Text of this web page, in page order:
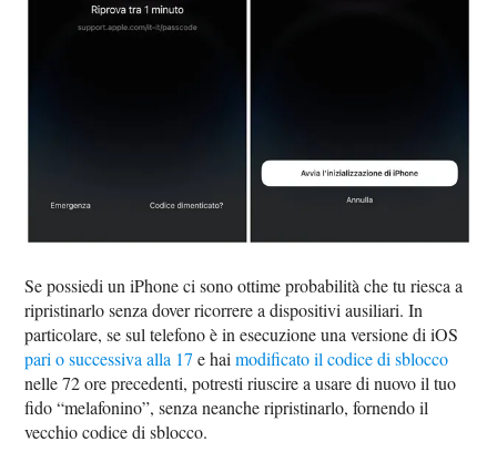
Se possiedi un iPhone ci sono ottime probabilità che tu riesca a
ripristinarlo senza dover ricorrere a dispositivi ausiliari. In
particolare, se sul telefono è in esecuzione una versione di iOS
pari o successiva alla 17 e haimodificato il codice di sblocco
nelle 72 ore precedenti, potresti riuscire a usare di nuovo il tuo
fido “melafonino”, senza neanche ripristinarlo, fornendo il
vecchio codice di sblocco.